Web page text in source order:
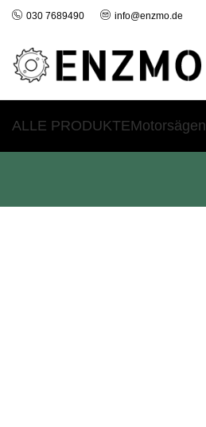
030 7689490 info@enzmo.de
ALLE PRODUKTEMotorsägen